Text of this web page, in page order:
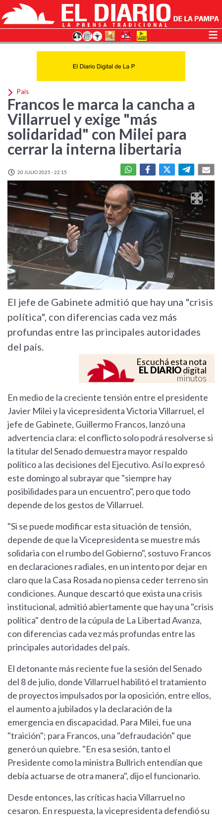
País
Francos le marca la cancha a
Villarruel y exige "más
solidaridad" con Milei para
cerrar la interna libertaria
20 JULIO 2025 - 22:15
El jefe de Gabinete admitió que hay una "crisis
política", con diferencias cada vez más
profundas entre las principales autoridades
del país.
Escuchá esta nota
EL DIARIOdigital
minutos
En medio de la creciente tensión entre el presidente
Javier Milei y la vicepresidenta Victoria Villarruel, el
jefe de Gabinete, Guillermo Francos, lanzó una
advertencia clara: el conflicto solo podrá resolverse si
la titular del Senado demuestra mayor respaldo
político a las decisiones del Ejecutivo. Así lo expresó
este domingo al subrayar que "siempre hay
posibilidades para un encuentro", pero que todo
depende de los gestos de Villarruel.
"Si se puede modificar esta situación de tensión,
depende de que la Vicepresidenta se muestre más
solidaria con el rumbo del Gobierno", sostuvo Francos
en declaraciones radiales, en un intento por dejar en
claro que la Casa Rosada no piensa ceder terreno sin
condiciones. Aunque descartó que exista una crisis
institucional, admitió abiertamente que hay una "crisis
política" dentro de la cúpula de La Libertad Avanza,
con diferencias cada vez más profundas entre las
principales autoridades del país.
El detonante más reciente fue la sesión del Senado
del 8 de julio, donde Villarruel habilitó el tratamiento
de proyectos impulsados por la oposición, entre ellos,
el aumento a jubilados y la declaración de la
emergencia en discapacidad. Para Milei, fue una
"traición"; para Francos, una "defraudación" que
generó un quiebre. "En esa sesión, tanto el
Presidente como la ministra Bullrich entendían que
debía actuarse de otra manera", dijo el funcionario.
Desde entonces, las críticas hacia Villarruel no
cesaron. En respuesta, la vicepresidenta defendió su